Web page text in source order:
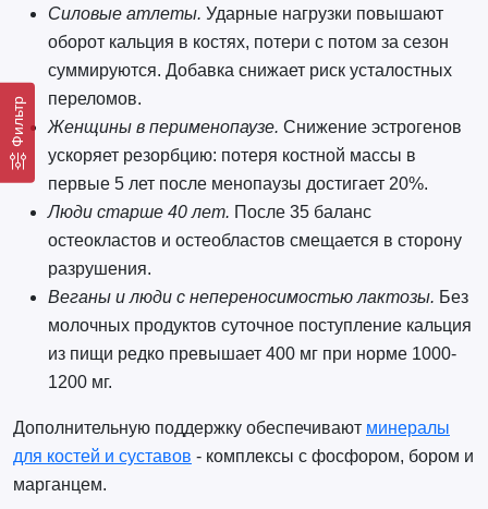
Фильтр
Силовые атлеты. Ударные нагрузки повышают
оборот кальция в костях, потери с потом за сезон
суммируются. Добавка снижает риск усталостных
переломов.
Женщины в перименопаузе. Снижение эстрогенов
ускоряет резорбцию: потеря костной массы в
первые 5 лет после менопаузы достигает 20%.
Люди старше 40 лет. После 35 баланс
остеокластов и остеобластов смещается в сторону
разрушения.
Веганы и люди с непереносимостью лактозы. Без
молочных продуктов суточное поступление кальция
из пищи редко превышает 400 мг при норме 1000-
1200 мг.
Дополнительную поддержку обеспечивают минералы
для костей и суставов - комплексы с фосфором, бором и
марганцем.